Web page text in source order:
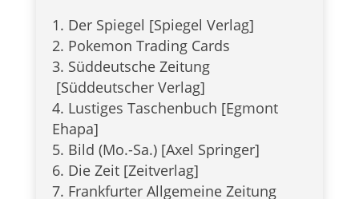
Der Spie­gel [Spie­gel Verlag]
Poke­mon Tra­ding Cards
Süd­deut­sche Zei­tung
[Süd­deut­scher Verlag]
Lus­ti­ges Taschen­buch [Egmont
Ehapa]
Bild (Mo.-Sa.) [Axel Springer]
Die Zeit [Zeit­ver­lag]
Frank­fur­ter All­ge­meine Zei­tung